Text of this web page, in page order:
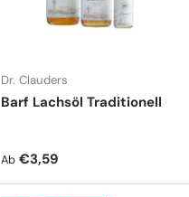
Dr. Clauders
Barf Lachsöl Traditionell
Normaler Preis
Ab €3,59